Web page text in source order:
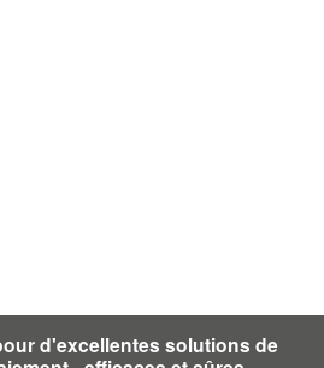
d'excellentes solutions de